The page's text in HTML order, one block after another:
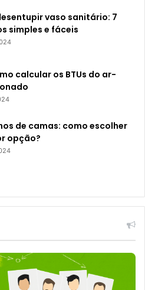
vaso sanitário: 7
simples e fáceis
calcular os BTUs do ar-
de camas: como escolher
opção?